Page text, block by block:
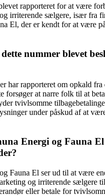
rapporteret for at være
irriterende sælgere, især fra
El, der er kendt for at være
nummer blevet
har rapporteret om opkald
forsøger at narre folk til at
tvivlsomme
under påskud af at
Energi og Fauna
Fauna El ser ud til at være
og irriterende sælgere
eller betale for